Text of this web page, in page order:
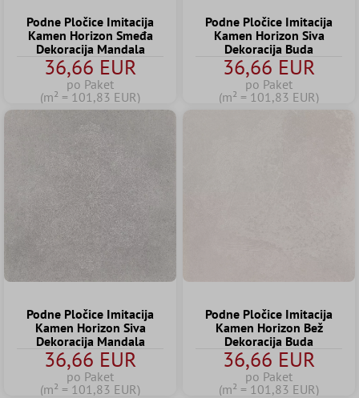
Podne Pločice Imitacija
Kamen Horizon Smeđa
Dekoracija Mandala
36,66 EUR
po Paket
(m² = 101,83 EUR)
Podne Pločice Imitacija
Kamen Horizon Siva
Dekoracija Buda
36,66 EUR
po Paket
(m² = 101,83 EUR)
Podne Pločice Imitacija
Kamen Horizon Siva
Dekoracija Mandala
36,66 EUR
po Paket
(m² = 101,83 EUR)
Podne Pločice Imitacija
Kamen Horizon Bež
Dekoracija Buda
36,66 EUR
po Paket
(m² = 101,83 EUR)